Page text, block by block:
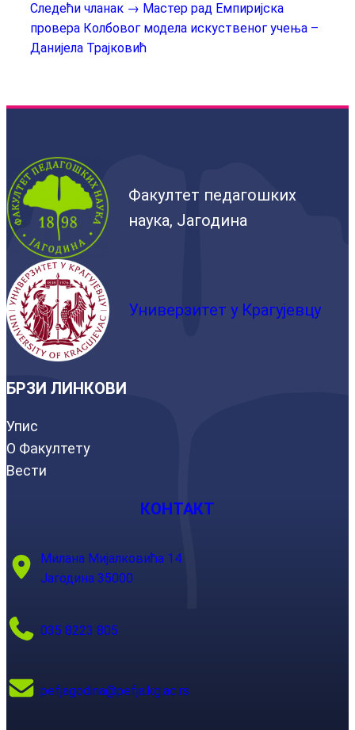
Следећи чланак → Мастер рад Емпиријска
провера Колбовог модела искуственог учења –
Данијела Трајковић
Факултет педагошких
наука, Јагодина
Универзитет у Крагујевцу
БРЗИ ЛИНКОВИ
Упис
О Факултету
Вести
КОНТАКТ
Милана Мијалковића 14
Јагодина 35000
035 8223 805
pefjagodina@pefja.kg.ac.rs